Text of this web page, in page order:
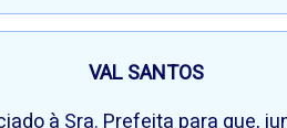
VAL SANTOS